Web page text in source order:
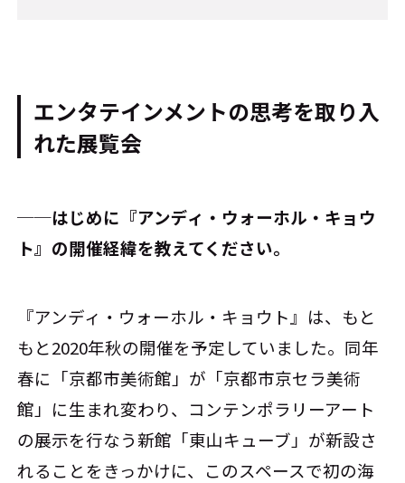
エンタテインメントの思考を取り入
れた展覧会
──はじめに『アンディ・ウォーホル・キョウ
ト』の開催経緯を教えてください。
『アンディ・ウォーホル・キョウト』は、もと
もと2020年秋の開催を予定していました。同年
春に「京都市美術館」が「京都市京セラ美術
館」に生まれ変わり、コンテンポラリーアート
の展示を行なう新館「東山キューブ」が新設さ
れることをきっかけに、このスペースで初の海